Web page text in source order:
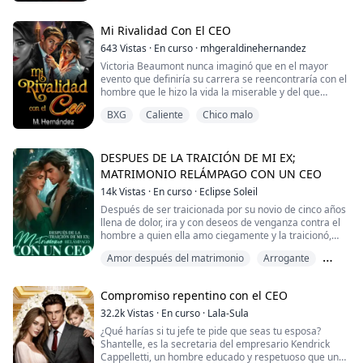
ciudad.
La amiga de Layla la acoge y la ayuda a encontrar un
trabajo.
¿Qué pasa cuando Layla descubre que su jefe no es
otro que el hombre con el que tuvo una aventura de
una noche y del que supuestamente está embarazada?
hermoso que tiene un poder serio y dinero que parece
nunca agotarse...
Mi Rivalidad Con El CEO
643Vistas · En curso · mhgeraldinehernandez
Victoria Beaumont nunca imaginó que en el mayor
evento que definiría su carrera se reencontraría con el
hombre que le hizo la vida la miserable y del que
contrincante en la competencia de tecnología médica
Secretos, obsesiones, mentiras y traiciones rodearán a
la genio de la tecnología médica ¿Podrá encontrar el
amor en medio del odio?
BXG Caliente Chico malo
DESPUES DE LA TRAICIÓN DE MI EX;
MATRIMONIO RELÁMPAGO CON UN CEO
14kVistas · En curso · Eclipse Soleil
Después de ser traicionada por su novio de cinco años
llena de dolor, ira y con deseos de venganza contra el
hombre a quien ella amo ciegamente y la traicionó,
millonario.
La parte B será una buena esposa y realizará sus
deberes de esposa perfectamente sin quejarse. Éstas
incluyen; Preparando el desayuno de Party A antes de
ir a trabajar, preparándole la ropa de trabajo y
otorgándole sus derechos conyugales.
Amor después del matrimonio
Arrogante
Compromiso repentino con el CEO
32.2kVistas · En curso · Lala-Sula
¿Qué harías si tu jefe te pide que seas tu esposa?
Shantelle, es la secretaria del empresario Kendrick
Cappelletti, un hombre educado y respetuoso que un